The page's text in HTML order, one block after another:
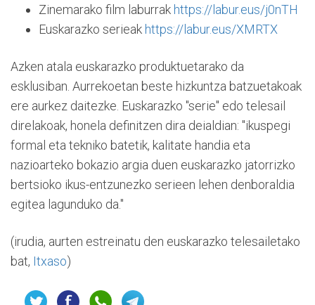
Zinemarako film laburrak https://labur.eus/j0nTH
Euskarazko serieak https://labur.eus/XMRTX
Azken atala euskarazko produktuetarako da
esklusiban. Aurrekoetan beste hizkuntza batzuetakoak
ere aurkez daitezke. Euskarazko "serie" edo telesail
direlakoak, honela definitzen dira deialdian: "ikuspegi
formal eta tekniko batetik, kalitate handia eta
nazioarteko bokazio argia duen euskarazko jatorrizko
bertsioko ikus-entzunezko serieen lehen denboraldia
egitea lagunduko da."
(irudia, aurten estreinatu den euskarazko telesailetako
bat, Itxaso)